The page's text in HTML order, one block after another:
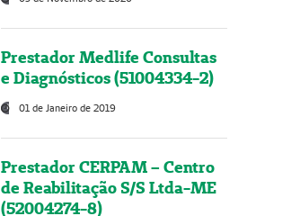
Prestador Medlife Consultas
e Diagnósticos (51004334-2)
01 de Janeiro de 2019
Prestador CERPAM – Centro
de Reabilitação S/S Ltda-ME
(52004274-8)